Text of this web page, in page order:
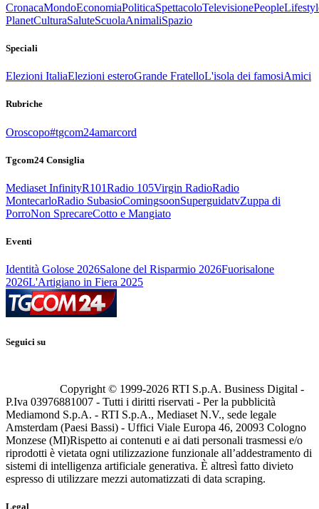
CronacaMondoEconomiaPoliticaSpettacoloTelevisionePeople
PlanetCulturaSaluteScuolaAnimaliSpazio
Speciali
Elezioni ItaliaElezioni esteroGrande FratelloL'isola dei famosiAmici
Rubriche
Oroscopo#tgcom24amarcord
Tgcom24 Consiglia
Mediaset InfinityR101Radio 105Virgin RadioRadio
MontecarloRadio SubasioComingsoonSuperguidatvZuppa di
PorroNon SprecareCotto e Mangiato
Eventi
Identità Golose 2026Salone del Risparmio 2026Fuorisalone
2026L'Artigiano in Fiera 2025
Seguici su
Copyright © 1999-2026 RTI S.p.A. Business Digital -
P.Iva 03976881007 - Tutti i diritti riservati - Per la pubblicità
Mediamond S.p.A. - RTI S.p.A., Mediaset N.V., sede legale
Amsterdam (Paesi Bassi) - Uffici Viale Europa 46, 20093 Cologno
Monzese (MI)Rispetto ai contenuti e ai dati personali trasmessi e/o
riprodotti è vietata ogni utilizzazione funzionale all’addestramento di
sistemi di intelligenza artificiale generativa. È altresì fatto divieto
espresso di utilizzare mezzi automatizzati di data scraping.
Legal